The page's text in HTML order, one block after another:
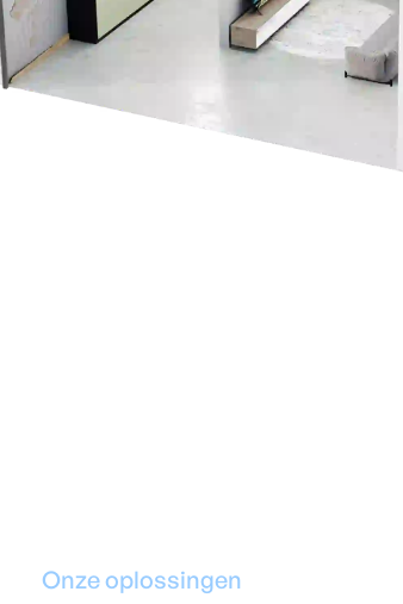
Onze oplossingen